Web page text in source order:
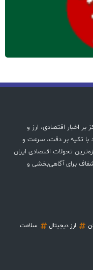
اخبار اقتصادی، ارز و
با تکیه بر دقت، سرعت و
تحولات اقتصادی ایران
شفاف برای آگاهی‌بخشی و
ارز دیجیتال
سلامت